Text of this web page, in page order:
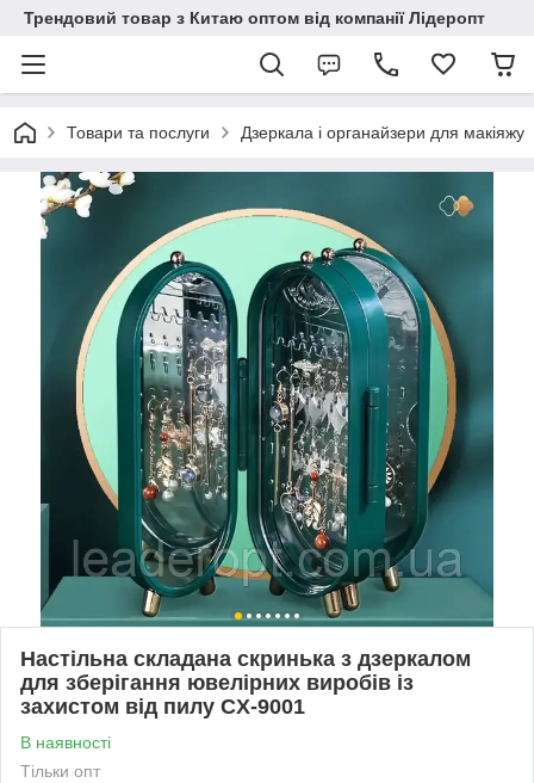
Трендовий товар з Китаю оптом від компанії Лідеропт
Товари та послуги Дзеркала і органайзери для макіяжу
Настільна складана скринька з дзеркалом
для зберігання ювелірних виробів із
захистом від пилу CX-9001
В наявності
Тільки опт